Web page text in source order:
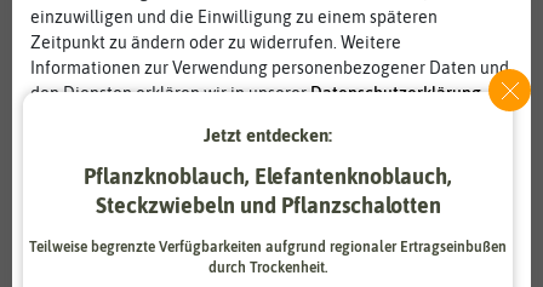
einzuwilligen und die Einwilligung zu einem späteren
Zeitpunkt zu ändern oder zu widerrufen. Weitere
Informationen zur Verwendung personenbezogener Daten und
den Diensten erklären wir in unsererDaten­schutz­erklärung.
Zahlungsdienstleister Marketing
Externe Medien Funktional
Jetzt entdecken:
Pflanzknoblauch, Elefantenknoblauch,
Steckzwiebeln und Pflanzschalotten
Teilweise begrenzte Verfügbarkeiten aufgrund regionaler Ertragseinbußen
durch Trockenheit.